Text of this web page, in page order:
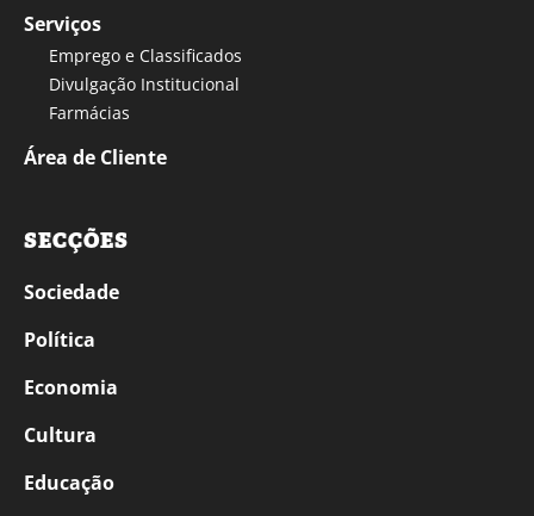
Serviços
Emprego e Classificados
Divulgação Institucional
Farmácias
Área de Cliente
SECÇÕES
Sociedade
Política
Economia
Cultura
Educação